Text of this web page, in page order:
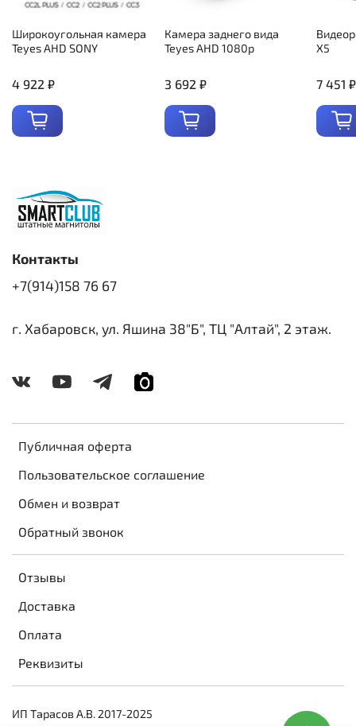
Широкоугольная камера
Teyes AHD SONY
4 922 ₽
Камера заднего вида
Teyes AHD 1080p
3 692 ₽
X5
7 451 ₽
Публичная оферта
Пользовательское соглашение
Обмен и возврат
Обратный звонок
Отзывы
Доставка
Оплата
Реквизиты
Контакты
+7(914)158 76 67
г. Хабаровск, ул. Яшина 38"Б", ТЦ "Алтай", 2 этаж.
ИП Тарасов А.В. 2017-2025